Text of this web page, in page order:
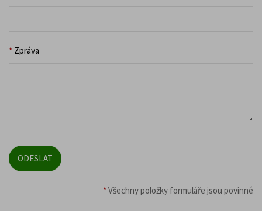
* Zpráva
*Všechny položky formuláře jsou povinné